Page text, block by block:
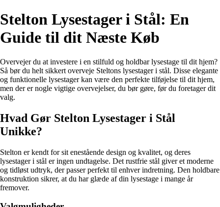
Stelton Lysestager i Stål: En
Guide til dit Næste Køb
Overvejer du at investere i en stilfuld og holdbar lysestage til dit hjem?
Så bør du helt sikkert overveje Steltons lysestager i stål. Disse elegante
og funktionelle lysestager kan være den perfekte tilføjelse til dit hjem,
men der er nogle vigtige overvejelser, du bør gøre, før du foretager dit
valg.
Hvad Gør Stelton Lysestager i Stål
Unikke?
Stelton er kendt for sit enestående design og kvalitet, og deres
lysestager i stål er ingen undtagelse. Det rustfrie stål giver et moderne
og tidløst udtryk, der passer perfekt til enhver indretning. Den holdbare
konstruktion sikrer, at du har glæde af din lysestage i mange år
fremover.